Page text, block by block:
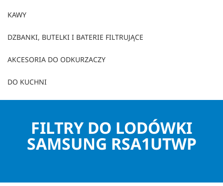
KAWY
DZBANKI, BUTELKI I BATERIE FILTRUJĄCE
AKCESORIA DO ODKURZACZY
DO KUCHNI
FILTRY DO LODÓWKI
SAMSUNG RSA1UTWP